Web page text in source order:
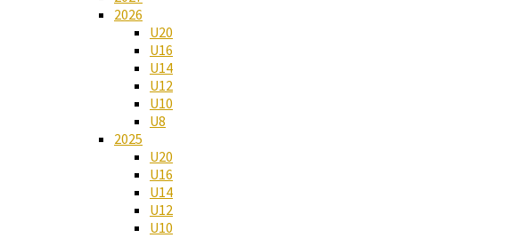
2026
U20
U16
U14
U12
U10
U8
2025
U20
U16
U14
U12
U10